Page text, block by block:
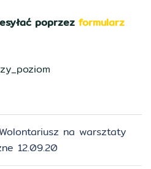
poprzez formularz
na warsztaty
12.09.20